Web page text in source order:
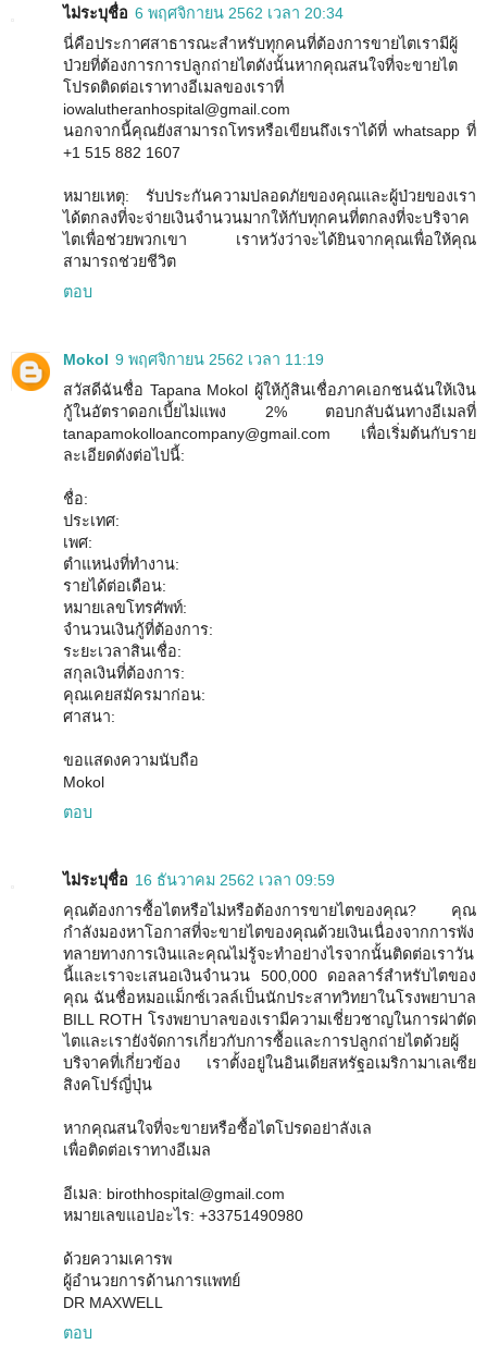
ไม่ระบุชื่อ 6 พฤศจิกายน 2562 เวลา 20:34
นี่คือประกาศสาธารณะสำหรับทุกคนที่ต้องการขายไตเรามีผู้
ป่วยที่ต้องการการปลูกถ่ายไตดังนั้นหากคุณสนใจที่จะขายไต
โปรดติดต่อเราทางอีเมลของเราที่
iowalutheranhospital@gmail.com
นอกจากนี้คุณยังสามารถโทรหรือเขียนถึงเราได้ที่ whatsapp ที่
+1 515 882 1607
หมายเหตุ: รับประกันความปลอดภัยของคุณและผู้ป่วยของเรา
ได้ตกลงที่จะจ่ายเงินจำนวนมากให้กับทุกคนที่ตกลงที่จะบริจาค
ไตเพื่อช่วยพวกเขา เราหวังว่าจะได้ยินจากคุณเพื่อให้คุณ
สามารถช่วยชีวิต
ตอบ
Mokol 9 พฤศจิกายน 2562 เวลา 11:19
สวัสดีฉันชื่อ Tapana Mokol ผู้ให้กู้สินเชื่อภาคเอกชนฉันให้เงิน
กู้ในอัตราดอกเบี้ยไม่แพง 2% ตอบกลับฉันทางอีเมลที่
tanapamokolloancompany@gmail.com เพื่อเริ่มต้นกับราย
ละเอียดดังต่อไปนี้:
ชื่อ:
ประเทศ:
เพศ:
ตำแหน่งที่ทำงาน:
รายได้ต่อเดือน:
หมายเลขโทรศัพท์:
จำนวนเงินกู้ที่ต้องการ:
ระยะเวลาสินเชื่อ:
สกุลเงินที่ต้องการ:
คุณเคยสมัครมาก่อน:
ศาสนา:
ขอแสดงความนับถือ
Mokol
ตอบ
ไม่ระบุชื่อ 16 ธันวาคม 2562 เวลา 09:59
คุณต้องการซื้อไตหรือไม่หรือต้องการขายไตของคุณ? คุณ
กำลังมองหาโอกาสที่จะขายไตของคุณด้วยเงินเนื่องจากการพัง
ทลายทางการเงินและคุณไม่รู้จะทำอย่างไรจากนั้นติดต่อเราวัน
นี้และเราจะเสนอเงินจำนวน 500,000 ดอลลาร์สำหรับไตของ
คุณ ฉันชื่อหมอแม็กซ์เวลล์เป็นนักประสาทวิทยาในโรงพยาบาล
BILL ROTH โรงพยาบาลของเรามีความเชี่ยวชาญในการผ่าตัด
ไตและเรายังจัดการเกี่ยวกับการซื้อและการปลูกถ่ายไตด้วยผู้
บริจาคที่เกี่ยวข้อง เราตั้งอยู่ในอินเดียสหรัฐอเมริกามาเลเซีย
สิงคโปร์ญี่ปุ่น
หากคุณสนใจที่จะขายหรือซื้อไตโปรดอย่าลังเล
เพื่อติดต่อเราทางอีเมล
อีเมล: birothhospital@gmail.com
หมายเลขแอปอะไร: +33751490980
ด้วยความเคารพ
ผู้อำนวยการด้านการแพทย์
DR MAXWELL
ตอบ